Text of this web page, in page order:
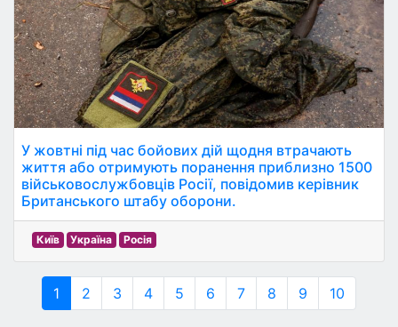
У жовтні під час бойових дій щодня втрачають
життя або отримують поранення приблизно 1500
військовослужбовців Росії, повідомив керівник
Британського штабу оборони.
Київ Україна Росія
1 2 3 4 5 6 7 8 9 10